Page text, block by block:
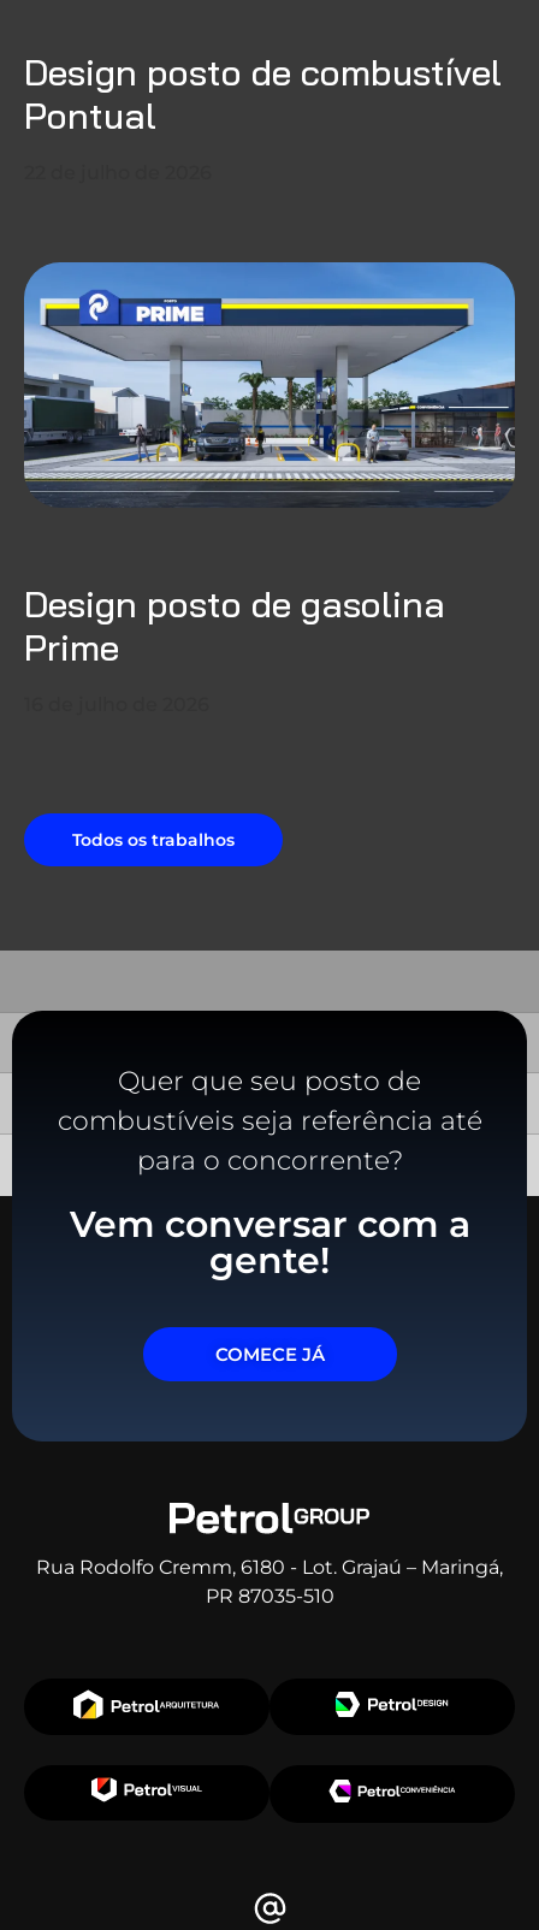
Design posto de combustível
Pontual
Design posto de gasolina
Prime
Todos os trabalhos
Quer que seu posto de
combustíveis seja referência até
para o concorrente?
Vem conversar com a
gente!
COMECE JÁ
Rua Rodolfo Cremm, 6180 - Lot. Grajaú – Maringá,
PR 87035-510